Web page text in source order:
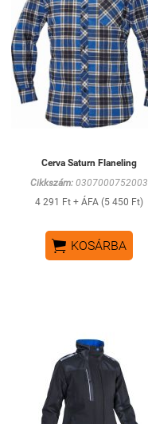
Cerva Saturn Flaneling
Cikkszám: 0307000752003
4 291 Ft + ÁFA (5 450 Ft)
 KOSÁRBA